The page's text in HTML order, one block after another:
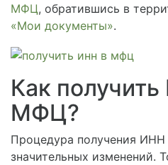
МФЦ, обратившись в
«Мои документы».
Как
МФЦ?
Процедура получения ИНН
значительных изменений.